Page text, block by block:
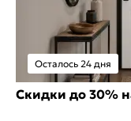
Осталось 24 дня
Скидки до 30%